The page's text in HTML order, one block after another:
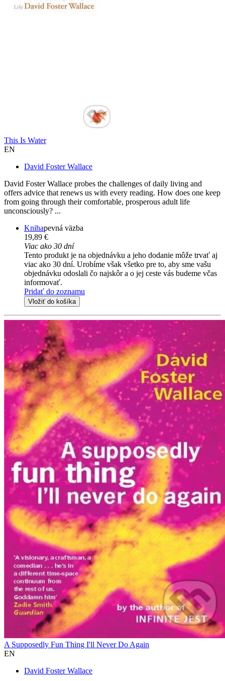
This Is Water
EN
David Foster Wallace
David Foster Wallace probes the challenges of daily living and
offers advice that renews us with every reading. How does one keep
from going through their comfortable, prosperous adult life
unconsciously? ...
Knihapevná väzba
19,89 €
Viac ako 30 dní
Tento produkt je na objednávku a jeho dodanie môže trvať aj
viac ako 30 dní. Urobíme však všetko pre to, aby sme vašu
objednávku odoslali čo najskôr a o jej ceste vás budeme včas
informovať.
Pridať do zoznamu
Vložiť do košíka
A Supposedly Fun Thing I'll Never Do Again
EN
David Foster Wallace